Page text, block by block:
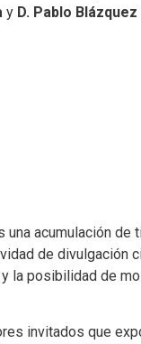
y D. Pablo
acumulación de
de divulgación
la posibilidad de
invitados que